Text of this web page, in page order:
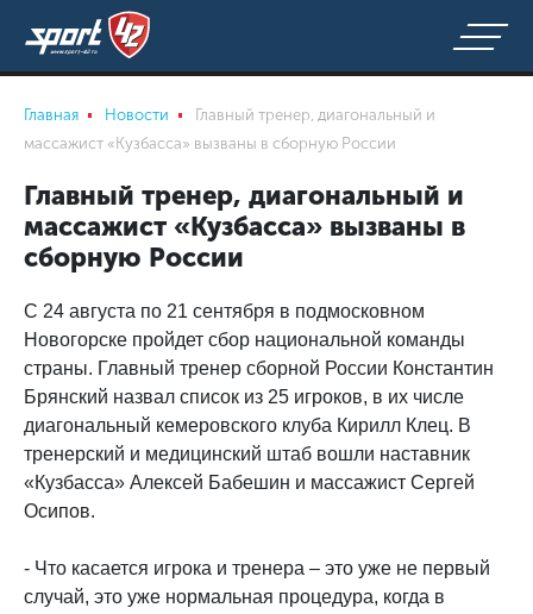
Главная Новости
Главный тренер, диагональный и
массажист «Кузбасса» вызваны в сборную России
Главный тренер, диагональный и
массажист «Кузбасса» вызваны в
сборную России
С 24 августа по 21 сентября в подмосковном
Новогорске пройдет сбор национальной команды
страны. Главный тренер сборной России Константин
Брянский назвал список из 25 игроков, в их числе
диагональный кемеровского клуба Кирилл Клец. В
тренерский и медицинский штаб вошли наставник
«Кузбасса» Алексей Бабешин и массажист Сергей
Осипов.
- Что касается игрока и тренера – это уже не первый
случай, это уже нормальная процедура, когда в